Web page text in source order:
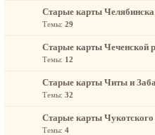
Старые карты
Темы: 29
Старые карты Чеченской
Темы: 12
Старые карты Читы и
Темы: 32
Старые карты
Темы: 4